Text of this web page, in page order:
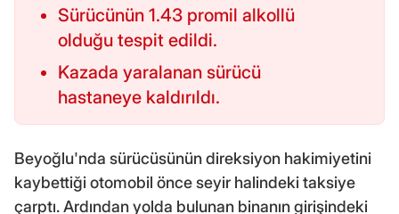
Sürücünün 1.43 promil alkollü
olduğu tespit edildi.
Kazada yaralanan sürücü
hastaneye kaldırıldı.
Beyoğlu'nda sürücüsünün direksiyon hakimiyetini
kaybettiği otomobil önce seyir halindeki taksiye
çarptı. Ardından yolda bulunan binanın girişindeki